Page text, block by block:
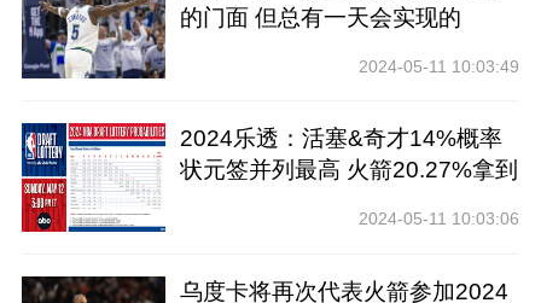
的门面 但总有一天会实现的
2024-05-11 10:03:49
2024乐透：活塞&奇才14%概率
状元签并列最高 火箭20.27%拿到
2024-05-11 10:03:06
乌度卡将再次代表火箭参加2024